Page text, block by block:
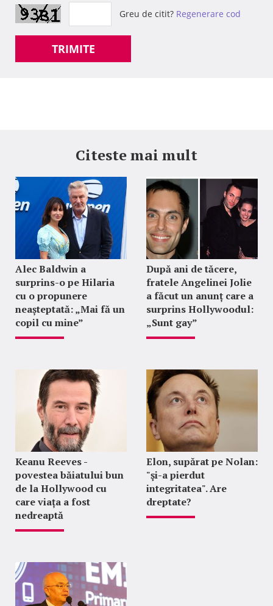
Greu de citit? Regenerare cod
TRIMITE
Citeste mai mult
Alec Baldwin a
surprins-o pe Hilaria
cu o propunere
neașteptată: „Mai fă un
copil cu mine”
După ani de tăcere,
fratele Angelinei Jolie
a făcut un anunț care a
surprins Hollywoodul:
„Sunt gay”
Keanu Reeves -
povestea băiatului bun
de la Hollywood cu
care viața a fost
nedreaptă
Elon, supărat pe Nolan:
"şi-a pierdut
integritatea". Are
dreptate?